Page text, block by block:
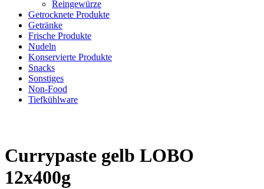
Reingewürze
Getrocknete Produkte
Getränke
Frische Produkte
Nudeln
Konservierte Produkte
Snacks
Sonstiges
Non-Food
Tiefkühlware
Currypaste gelb LOBO
12x400g